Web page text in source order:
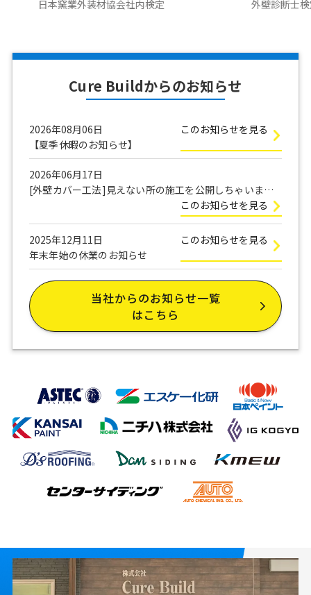
業外装材協会社内検定 外壁診断士検定合格書
Cure Buildからのお知らせ
2026年08月06日
【夏季休暇のお知らせ】
このお知らせを見る
2026年06月17日
[外壁カバー工法]見えない所の施工を公開しちゃいま
このお知らせを見る
2025年12月11日
年末年始の休業のお知らせ
このお知らせを見る
当社からのお知らせ一覧
はこちら